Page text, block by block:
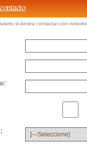
si desea contactar con